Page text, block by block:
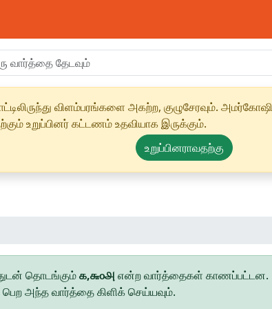
விளம்பரங்களை அகற்ற, குழுசேரவும்.
உறுப்பினர் கட்டணம் உதவியாக இருக்கும்.
உறுப்பினராவதற்கு
தொடங்கும்௧,௬௦௮ என்ற வார்த்தைகள் காணப்பட்டன.
அந்த வார்த்தை கிளிக் செய்யவும்.